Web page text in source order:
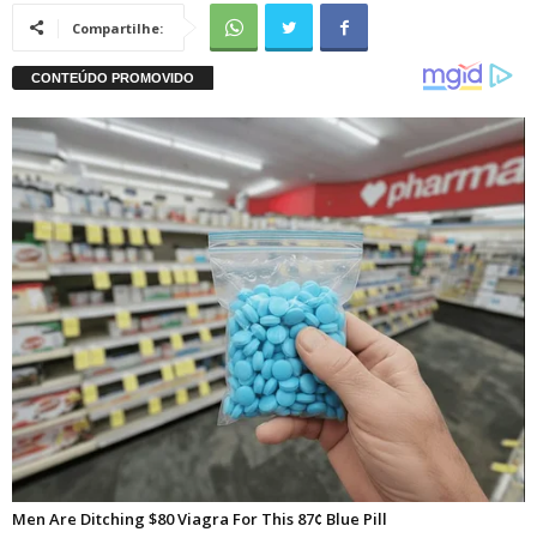
Compartilhe: